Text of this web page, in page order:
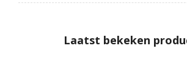
Laatst bekeken